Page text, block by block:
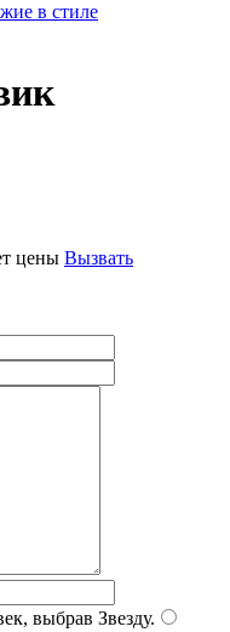
в стиле
цены Вызвать
выбрав Звезду.